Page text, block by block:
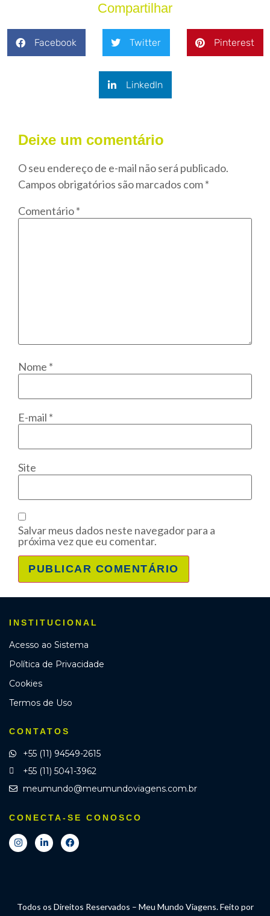
Compartilhar
Facebook Twitter Pinterest
LinkedIn
Deixe um comentário
O seu endereço de e-mail não será publicado.
Campos obrigatórios são marcados com*
Comentário*
Nome *
E-mail *
Site
Salvar meus dados neste navegador para a
próxima vez que eu comentar.
INSTITUCIONAL
Acesso ao Sistema
Política de Privacidade
Cookies
Termos de Uso
CONTATOS
+55 (11) 94549-2615
+55 (11) 5041-3962
meumundo@meumundoviagens.com.br
CONECTA-SE CONOSCO
Todos os Direitos Reservados – Meu Mundo Viagens. Feito por